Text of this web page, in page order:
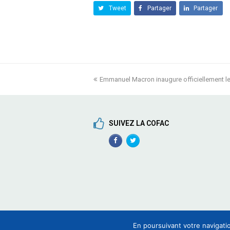
Tweet Partager Partager
previous
Emmanuel Macron inaugure officiellement
SUIVEZ LA COFAC
FacebookTwitterProfile
COFAC -
En poursuivant votre